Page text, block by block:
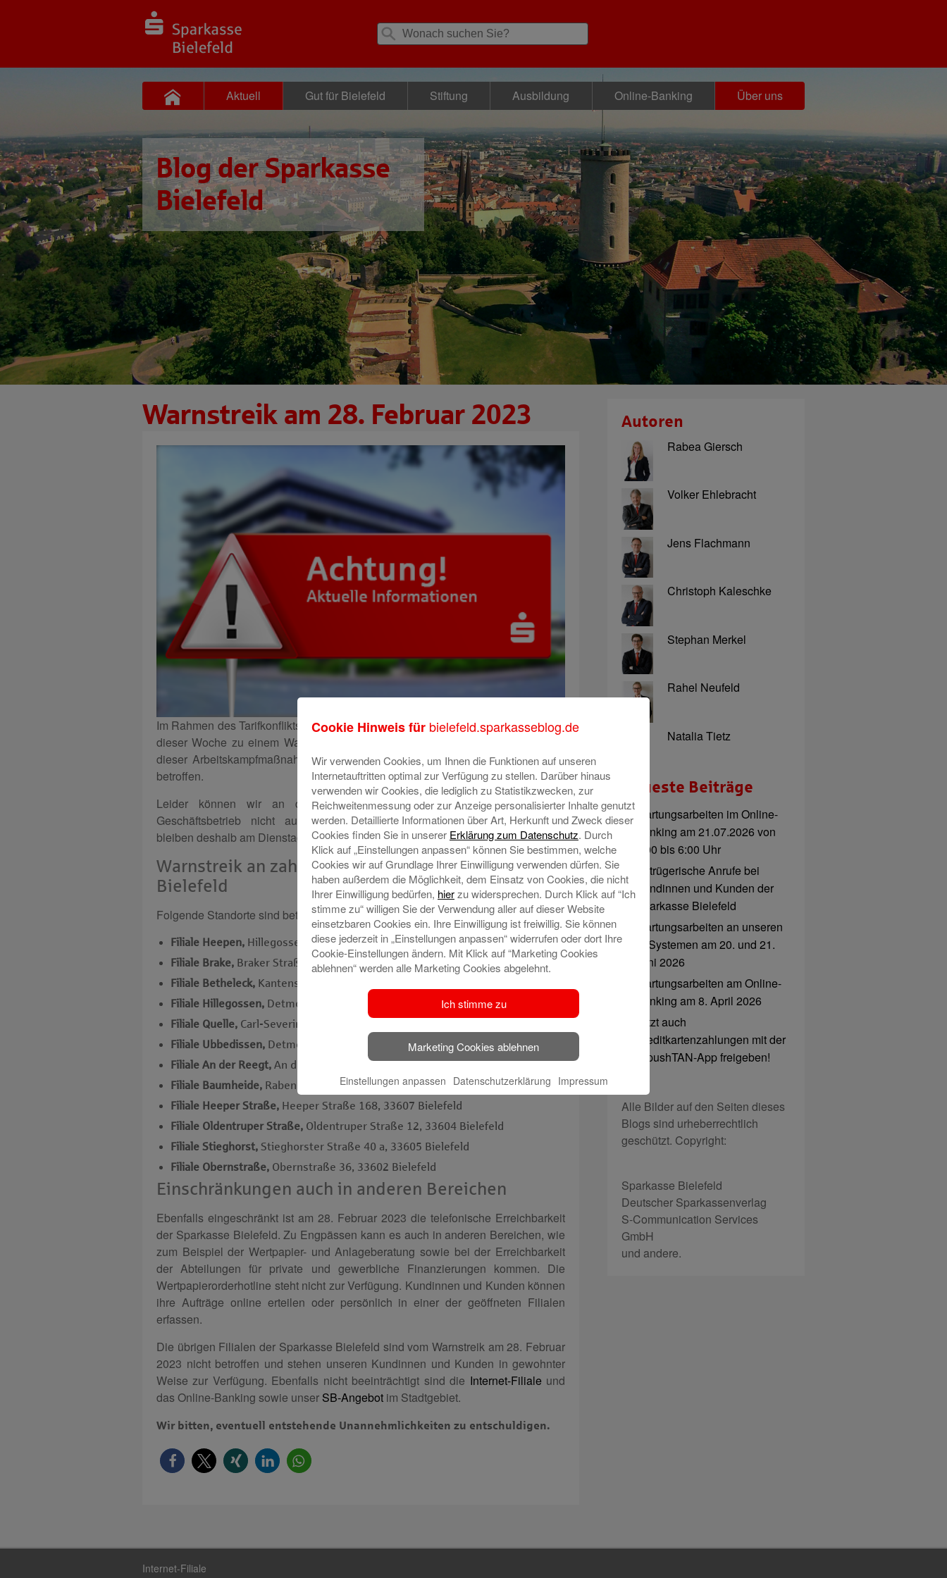
Aktuell Gut für Bielefeld Stiftung Ausbildung Online-Banking Über uns
Blog der Sparkasse
Bielefeld
Warnstreik am 28. Februar 2023
Im Rahmen des Tarifkonflikts im Öffentlichen Dienst hat die Gewerkschaft ver.di in
dieser Woche zu einem Warnstreik aufgerufen. Die Sparkasse Bielefeld ist von
dieser Arbeitskampfmaßnahme am Dienstag, dem 28. Februar 2023, ebenfalls
betroffen.
Leider können wir an diesem Tag an 12 Filialen unseren normalen
Geschäftsbetrieb nicht aufrechterhalten. Die betroffenen Sparkassenfilialen
bleiben deshalb am Dienstag geschlossen.
Warnstreik an zahlreichen Sparkassenfilialen in
Bielefeld
Folgende Standorte sind betroffen:
Filiale Heepen, Hillegosser Straße 33, 33719 Bielefeld
Filiale Brake, Braker Straße 33, 33729 Bielefeld
Filiale Betheleck, Kantensiek 3, 33617 Bielefeld
Filiale Hillegossen, Detmolder Straße 611, 33699 Bielefeld
Filiale Quelle, Carl-Severing-Straße 82, 33649 Bielefeld
Filiale Ubbedissen, Detmolder Straße 691, 33699 Bielefeld
Filiale An der Reegt, An der Reegt 10, 33611 Bielefeld
Filiale Baumheide, Rabenhof 65 b, 33609 Bielefeld
Filiale Heeper Straße, Heeper Straße 168, 33607 Bielefeld
Filiale Oldentruper Straße, Oldentruper Straße 12, 33604 Bielefeld
Filiale Stieghorst, Stieghorster Straße 40 a, 33605 Bielefeld
Filiale Obernstraße, Obernstraße 36, 33602 Bielefeld
Einschränkungen auch in anderen Bereichen
Ebenfalls eingeschränkt ist am 28. Februar 2023 die telefonische Erreichbarkeit
der Sparkasse Bielefeld. Zu Engpässen kann es auch in anderen Bereichen, wie
zum Beispiel der Wertpapier- und Anlageberatung sowie bei der Erreichbarkeit
der Abteilungen für private und gewerbliche Finanzierungen kommen. Die
Wertpapierorderhotline steht nicht zur Verfügung. Kundinnen und Kunden können
ihre Aufträge online erteilen oder persönlich in einer der geöffneten Filialen
erfassen.
Die übrigen Filialen der Sparkasse Bielefeld sind vom Warnstreik am 28. Februar
2023 nicht betroffen und stehen unseren Kundinnen und Kunden in gewohnter
Weise zur Verfügung. Ebenfalls nicht beeinträchtigt sind die Internet-Filiale und
das Online-Banking sowie unser SB-Angebot im Stadtgebiet.
Wir bitten, eventuell entstehende Unannehmlichkeiten zu entschuldigen.
Autoren
Rabea Giersch
Volker Ehlebracht
Jens Flachmann
Christoph Kaleschke
Stephan Merkel
Rahel Neufeld
Natalia Tietz
Neueste Beiträge
Wartungsarbeiten im Online-
Banking am 21.07.2026 von
3:00 bis 6:00 Uhr
Betrügerische Anrufe bei
Kundinnen und Kunden der
Sparkasse Bielefeld
Wartungsarbeiten an unseren
IT-Systemen am 20. und 21.
Juni 2026
Wartungsarbeiten am Online-
Banking am 8. April 2026
Jetzt auch
Kreditkartenzahlungen mit der
S-pushTAN-App freigeben!
Alle Bilder auf den Seiten dieses
Blogs sind urheberrechtlich
geschützt. Copyright:
Sparkasse Bielefeld
Deutscher Sparkassenverlag
S-Communication Services
GmbH
und andere.
Internet-Filiale
Cookie Hinweis für bielefeld.sparkasseblog.de
Wir verwenden Cookies, um Ihnen die Funktionen auf unseren
Internetauftritten optimal zur Verfügung zu stellen. Darüber hinaus
verwenden wir Cookies, die lediglich zu Statistikzwecken, zur
Reichweitenmessung oder zur Anzeige personalisierter Inhalte genutzt
werden. Detaillierte Informationen über Art, Herkunft und Zweck dieser
Cookies finden Sie in unserer Erklärung zum Datenschutz. Durch
Klick auf „Einstellungen anpassen“ können Sie bestimmen, welche
Cookies wir auf Grundlage Ihrer Einwilligung verwenden dürfen. Sie
haben außerdem die Möglichkeit, dem Einsatz von Cookies, die nicht
Ihrer Einwilligung bedürfen, hierzu widersprechen. Durch Klick auf “Ich
stimme zu“ willigen Sie der Verwendung aller auf dieser Website
einsetzbaren Cookies ein. Ihre Einwilligung ist freiwillig. Sie können
diese jederzeit in „Einstellungen anpassen“ widerrufen oder dort Ihre
Cookie-Einstellungen ändern. Mit Klick auf “Marketing Cookies
ablehnen“ werden alle Marketing Cookies abgelehnt.
Ich stimme zu
Marketing Cookies ablehnen
Einstellungen anpassen Datenschutzerklärung Impressum